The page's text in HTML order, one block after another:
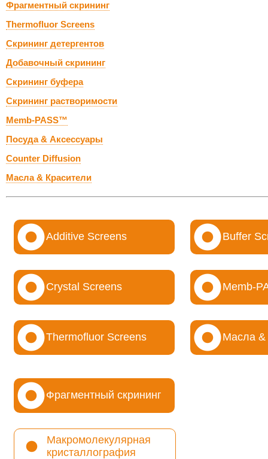
Фрагментный скрининг
Thermofluor Screens
Скрининг детергентов
Добавочный скрининг
Скрининг буфера
Скрининг растворимости
Memb-PASS™
Посуда & Аксессуары
Counter Diffusion
Масла & Красители
Additive Screens Buffer
Crystal Screens Memb-
Thermofluor Screens Масла &
Фрагментный скрининг
Макромолекулярная
кристаллография